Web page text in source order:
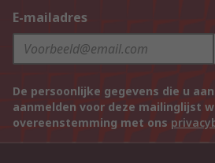
E-mailadres
De persoonlijke gegevens die u
aanmelden voor deze mailinglijst
overeenstemming met ons